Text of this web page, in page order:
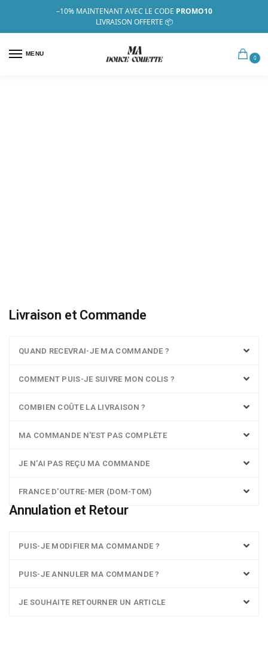
–10% MAINTENANT AVEC LE CODE PROMO10
LIVRAISON OFFERTE 📦
MENU
0
Livraison et Commande
QUAND RECEVRAI-JE MA COMMANDE ?
COMMENT PUIS-JE SUIVRE MON COLIS ?
COMBIEN COÛTE LA LIVRAISON ?
MA COMMANDE N'EST PAS COMPLÈTE
JE N'AI PAS REÇU MA COMMANDE
FRANCE D'OUTRE-MER (DOM-TOM)
Annulation et Retour
PUIS-JE MODIFIER MA COMMANDE ?
PUIS-JE ANNULER MA COMMANDE ?
JE SOUHAITE RETOURNER UN ARTICLE